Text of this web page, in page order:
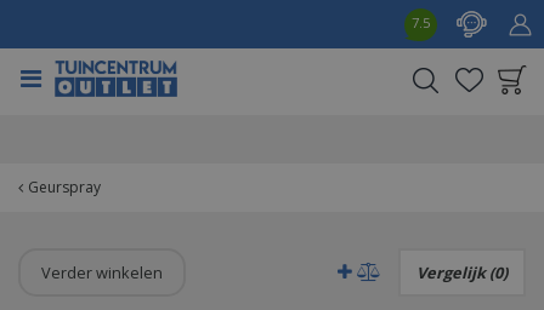
Geurspray
7.5
Verder winkelen Vergelijk (0)